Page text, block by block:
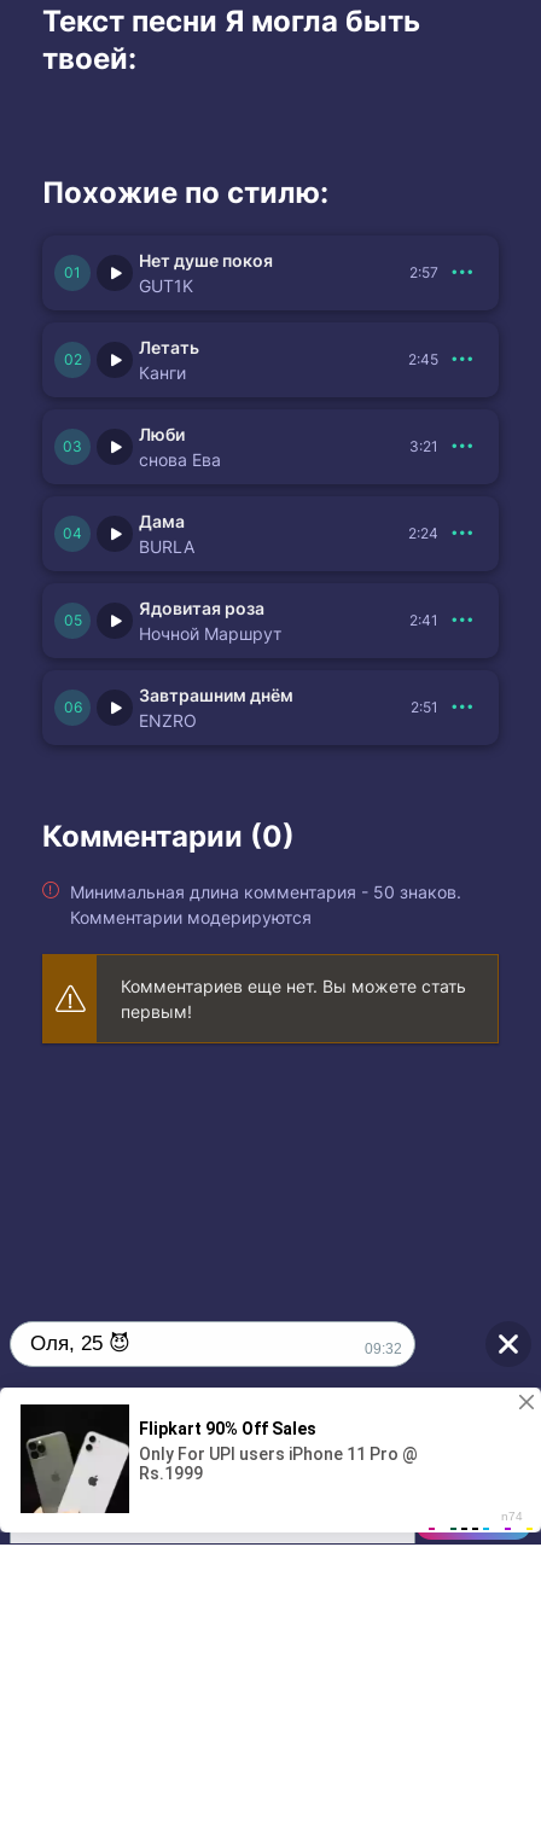
Текст песни Я могла быть
твоей:
Похожие по стилю:
Нет душе покоя
GUT1K
2:57
Летать
Канги
2:45
Люби
снова Ева
3:21
Дама
BURLA
2:24
Ядовитая роза
Ночной Маршрут
2:41
Завтрашним днём
ENZRO
2:51
Комментарии (0)
Минимальная длина комментария - 50 знаков.
Комментарии модерируются
Комментариев еще нет. Вы можете стать
первым!
01/07
00:00
Оля, 25 😈 09:32
Без обязательств и лишних слов,
только сегодня 💦
09:32
1